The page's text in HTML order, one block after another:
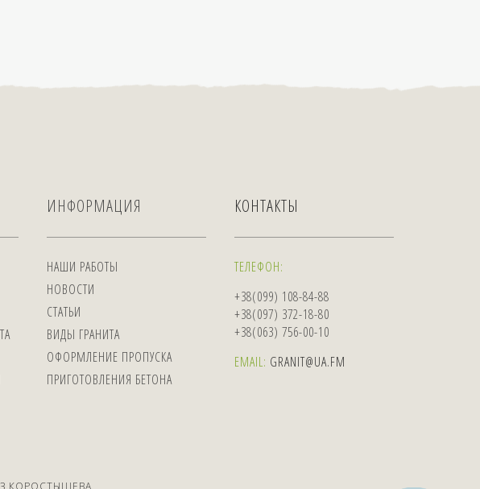
ИНФОРМАЦИЯ
НАШИ РАБОТЫ
НОВОСТИ
СТАТЬИ
ВИДЫ ГРАНИТА
ОФОРМЛЕНИЕ ПРОПУСКА
ПРИГОТОВЛЕНИЯ БЕТОНА
КОНТАКТЫ
ТЕЛЕФОН:
+38(099) 108-84-88
+38(097) 372-18-80
+38(063) 756-00-10
EMAIL: GRANIT@UA.FM
КОРОСТЫШЕВА